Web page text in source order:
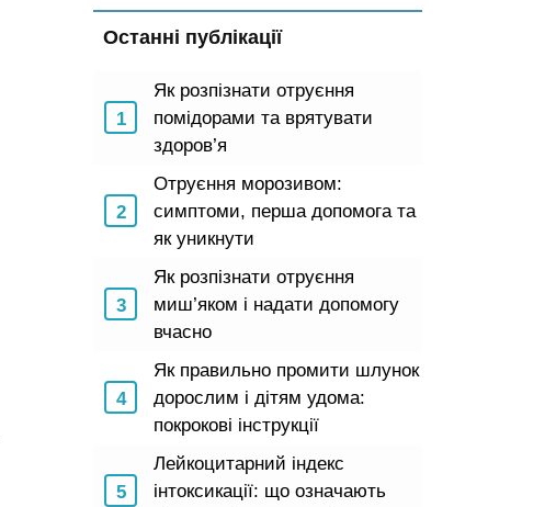
Останні публікації
Як розпізнати отруєння
помідорами та врятувати
здоров’я
Отруєння морозивом:
симптоми, перша допомога та
як уникнути
Як розпізнати отруєння
миш’яком і надати допомогу
вчасно
Як правильно промити шлунок
дорослим і дітям удома:
покрокові інструкції
Лейкоцитарний індекс
інтоксикації: що означають